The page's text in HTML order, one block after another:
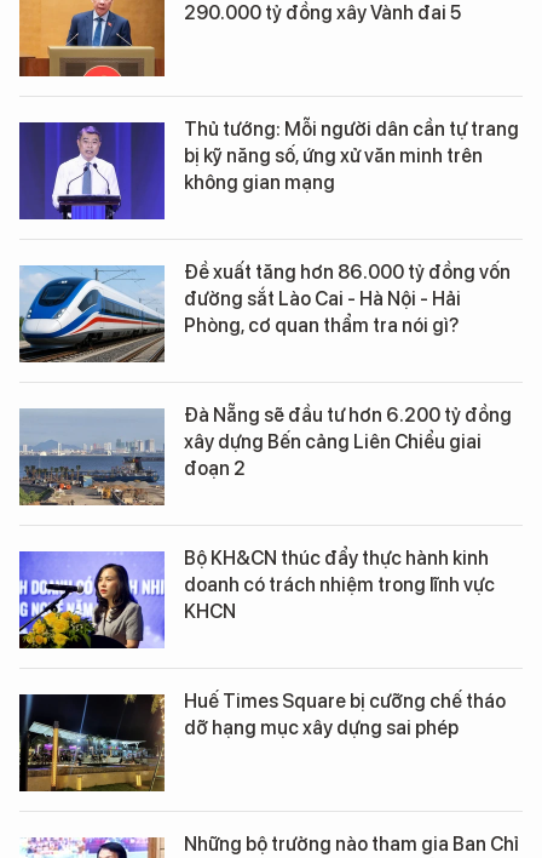
290.000 tỷ đồng xây Vành đai 5
Thủ tướng: Mỗi người dân cần tự trang
bị kỹ năng số, ứng xử văn minh trên
không gian mạng
Đề xuất tăng hơn 86.000 tỷ đồng vốn
đường sắt Lào Cai - Hà Nội - Hải
Phòng, cơ quan thẩm tra nói gì?
Đà Nẵng sẽ đầu tư hơn 6.200 tỷ đồng
xây dựng Bến cảng Liên Chiểu giai
đoạn 2
Bộ KH&CN thúc đẩy thực hành kinh
doanh có trách nhiệm trong lĩnh vực
KHCN
Huế Times Square bị cưỡng chế tháo
dỡ hạng mục xây dựng sai phép
Những bộ trưởng nào tham gia Ban Chỉ